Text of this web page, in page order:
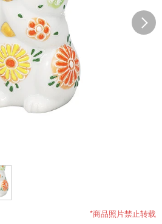
*商品照片禁止转载